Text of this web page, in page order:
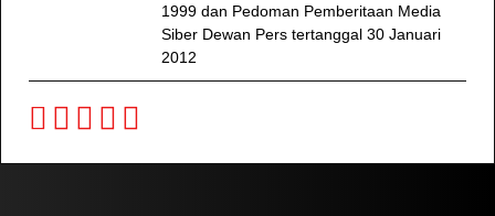
1999 dan Pedoman Pemberitaan Media
Siber Dewan Pers tertanggal 30 Januari
2012